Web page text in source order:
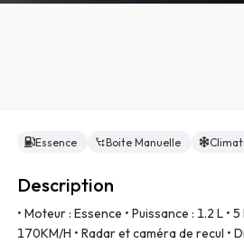
Essence Boite Manuelle
Description
• Moteur : Essence • Puissance : 1.2 L •
170KM/H • Radar et caméra de recul •